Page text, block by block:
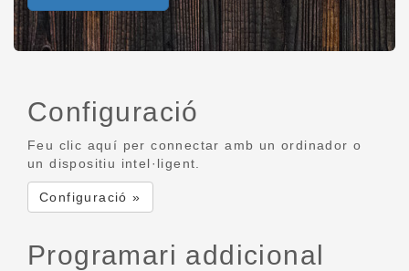
Configuració
Feu clic aquí per connectar amb un ordinador o
un dispositiu intel·ligent.
Configuració »
Programari addicional